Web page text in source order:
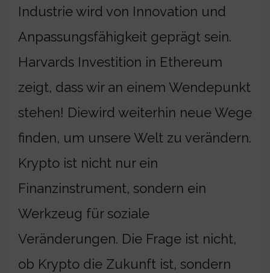
Industrie wird von Innovation und
Anpassungsfähigkeit geprägt sein.
Harvards Investition in Ethereum
zeigt, dass wir an einem Wendepunkt
stehen! Diewird weiterhin neue Wege
finden, um unsere Welt zu verändern.
Krypto ist nicht nur ein
Finanzinstrument, sondern ein
Werkzeug für soziale
Veränderungen. Die Frage ist nicht,
ob Krypto die Zukunft ist, sondern